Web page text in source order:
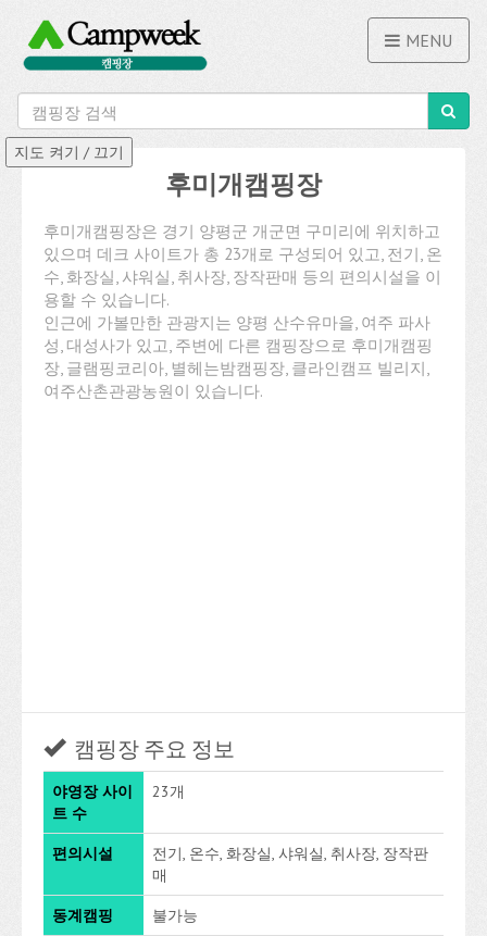
MENU
후미개캠핑장
후미개캠핑장은 경기 양평군 개군면 구미리에 위치하고
있으며 데크 사이트가 총 23개로 구성되어 있고, 전기, 온
수, 화장실, 샤워실, 취사장, 장작판매 등의 편의시설을 이
용할 수 있습니다.
인근에 가볼만한 관광지는 양평 산수유마을, 여주 파사
성, 대성사가 있고, 주변에 다른 캠핑장으로 후미개캠핑
장, 글램핑코리아, 별헤는밤캠핑장, 클라인캠프 빌리지,
여주산촌관광농원이 있습니다.
캠핑장 주요 정보
야영장 사이
트 수
23개
편의시설
전기, 온수, 화장실, 샤워실, 취사장, 장작판
매
동계캠핑 불가능